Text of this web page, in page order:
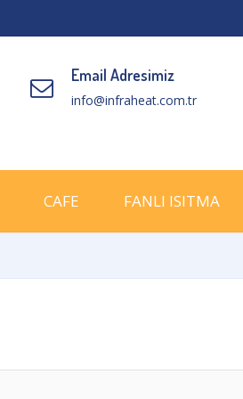
Email Adresimiz
info@infraheat.com.tr
CAFE FANLI ISITMA